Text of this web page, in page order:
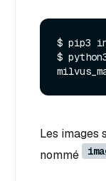
$ pip3
$
Les images
nommé